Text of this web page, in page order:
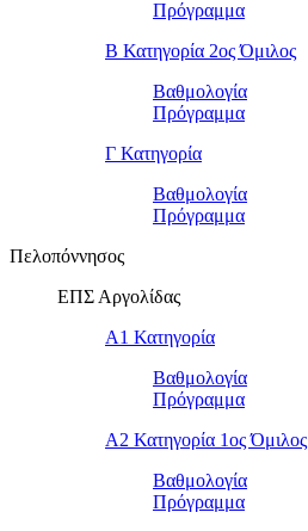
Πρόγραμμα
Β Κατηγορία 2ος Όμιλος
Βαθμολογία
Πρόγραμμα
Γ Κατηγορία
Βαθμολογία
Πρόγραμμα
Πελοπόννησος
ΕΠΣ Αργολίδας
Α1 Κατηγορία
Βαθμολογία
Πρόγραμμα
Α2 Κατηγορία 1ος Όμιλος
Βαθμολογία
Πρόγραμμα